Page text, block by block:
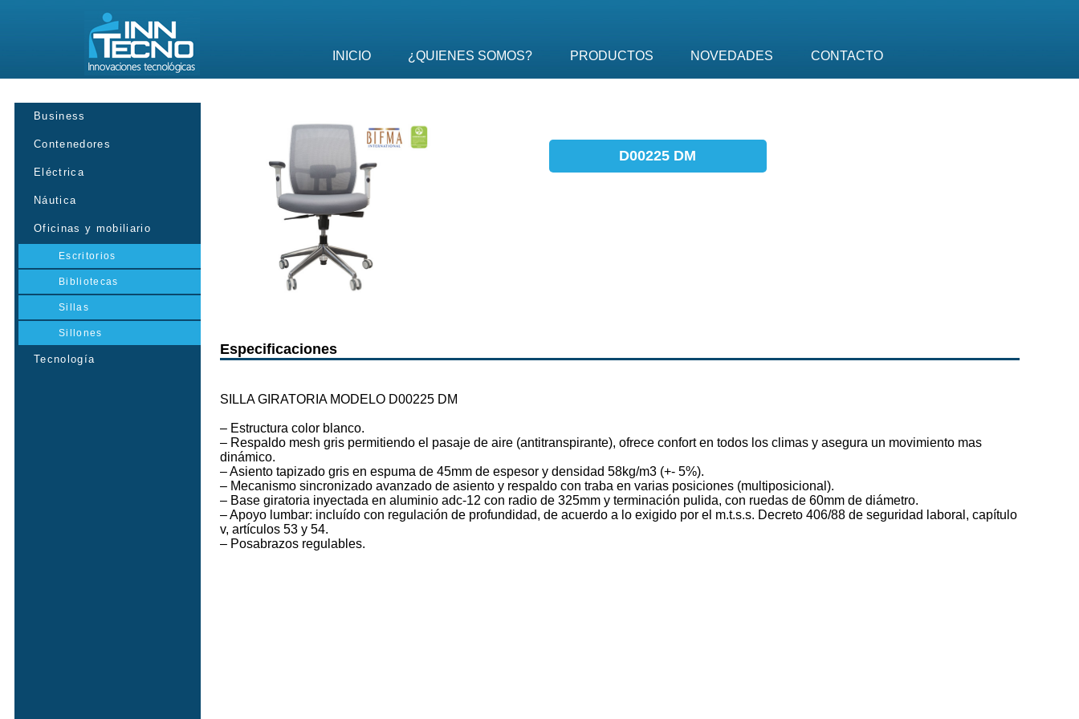
INICIO ¿QUIENES SOMOS? PRODUCTOS NOVEDADES CONTACTO
Business
Contenedores
Eléctrica
Náutica
Oficinas y mobiliario
Escritorios
Bibliotecas
Sillas
Sillones
Tecnología
D00225 DM
Especificaciones
SILLA GIRATORIA MODELO D00225 DM
– Estructura color blanco.
– Respaldo mesh gris permitiendo el pasaje de aire (antitranspirante), ofrece confort en todos los climas y asegura un movimiento mas
dinámico.
– Asiento tapizado gris en espuma de 45mm de espesor y densidad 58kg/m3 (+- 5%).
– Mecanismo sincronizado avanzado de asiento y respaldo con traba en varias posiciones (multiposicional).
– Base giratoria inyectada en aluminio adc-12 con radio de 325mm y terminación pulida, con ruedas de 60mm de diámetro.
– Apoyo lumbar: incluído con regulación de profundidad, de acuerdo a lo exigido por el m.t.s.s. Decreto 406/88 de seguridad laboral, capítulo
v, artículos 53 y 54.
– Posabrazos regulables.